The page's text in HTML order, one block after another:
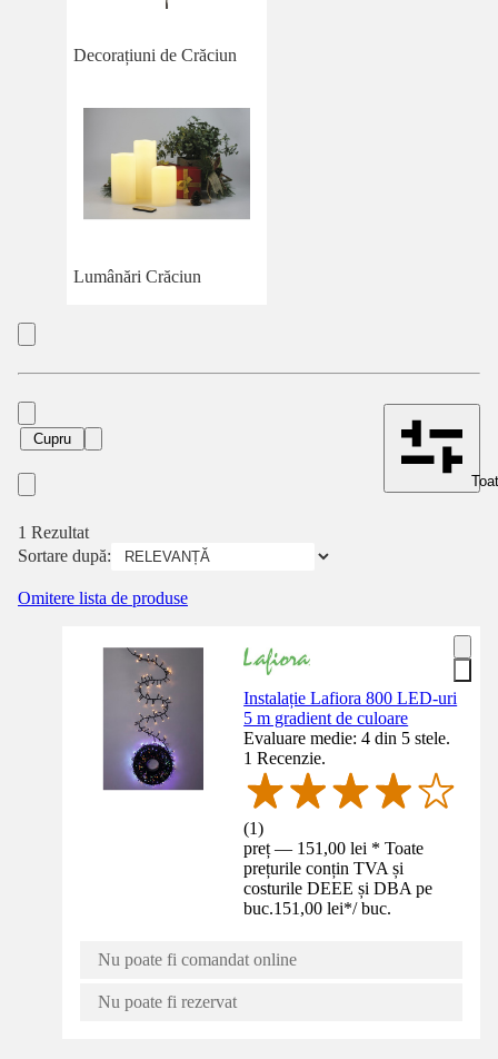
Decorațiuni de Crăciun
Lumânări Crăciun
Cupru
1 Rezultat
Sortare după:
Omitere lista de produse
Instalație Lafiora 800 LED-uri
5 m gradient de culoare
Evaluare medie: 4 din 5 stele.
1 Recenzie.
(1)
preț — 151,00 lei * Toate
prețurile conțin TVA și
costurile DEEE și DBA pe
buc.151,00 lei*/ buc.
Nu poate fi comandat online
Nu poate fi rezervat